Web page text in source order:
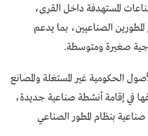
المستهدفة داخل القرى،
الصناعيين، بما يدعم
صغيرة ومتوسطة.
الحكومية غير المستغلة والمصانع
في إقامة أنشطة صناعية جديدة،
بنظام المطور الصناعي